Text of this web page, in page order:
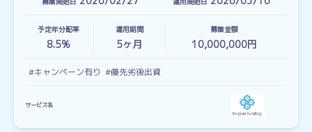
予定年分配率
8.5%
運用期間
5ヶ月
募集金額
10,000,000円
#キャンペーン有り #優先劣後出資
サービス名